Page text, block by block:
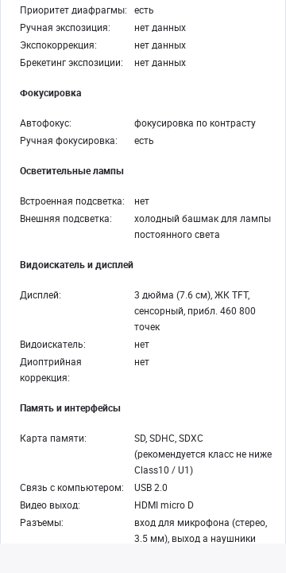
Приоритет диафрагмы:
есть
Ручная экспозиция:
нет данных
Экспокоррекция:
нет данных
Брекетинг экспозиции:
нет данных
Фокусировка
Автофокус:
фокусировка по контрасту
Ручная фокусировка:
есть
Осветительные лампы
Встроенная подсветка:
нет
Внешняя подсветка:
холодный башмак для лампы
постоянного света
Видоискатель и дисплей
Дисплей:
3 дюйма (7.6 см), ЖК TFT,
сенсорный, прибл. 460 800
точек
Видоискатель:
нет
Диоптрийная
коррекция:
нет
Память и интерфейсы
Карта памяти:
SD, SDHC, SDXC
(рекомендуется класс не ниже
Class10 / U1)
Связь с компьютером:
USB 2.0
Видео выход:
HDMI micro D
Разъемы:
вход для микрофона (стерео,
3.5 мм), выход а наушники